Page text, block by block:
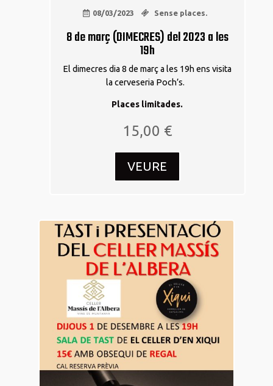
08/03/2023 Sense places.
8 de març (DIMECRES) del 2023 a les
19h
El dimecres dia 8 de març a les 19h ens visita
la cerveseria Poch’s.
Places limitades.
15,00 €
VEURE
01